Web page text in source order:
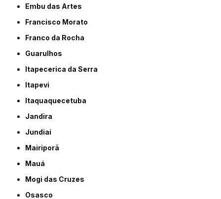
Embu das Artes
Francisco Morato
Franco da Rocha
Guarulhos
Itapecerica da Serra
Itapevi
Itaquaquecetuba
Jandira
Jundiaí
Mairiporã
Mauá
Mogi das Cruzes
Osasco